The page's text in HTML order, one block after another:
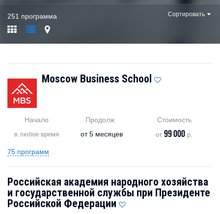
251 программа Сортировать
Moscow Business School
Начало
в любое время
Продолж.
от5 месяцев
Стоимость
от99 000 р.
75 программ
Российская академия народного хозяйства
и государственной службы при Президенте
Российской Федерации